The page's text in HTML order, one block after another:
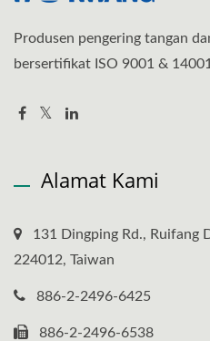
Produsen pengering tangan
bersertifikat ISO 9001 & 14001
Alamat Kami
131 Dingping Rd., Ruifang
224012, Taiwan
886-2-2496-6425
886-2-2496-6538